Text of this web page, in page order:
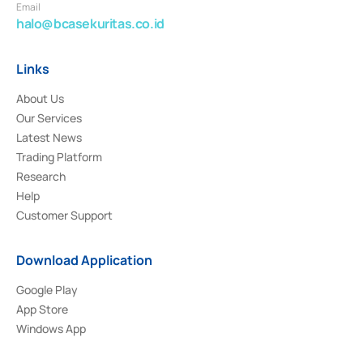
Email
halo@bcasekuritas.co.id
Links
About Us
Our Services
Latest News
Trading Platform
Research
Help
Customer Support
Download Application
Google Play
App Store
Windows App